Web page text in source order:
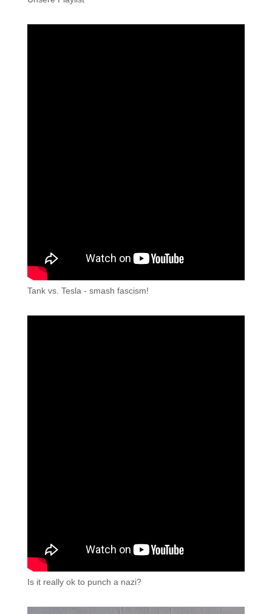
Tank vs. Tesla - smash fascism!
Is it really ok to punch a nazi?